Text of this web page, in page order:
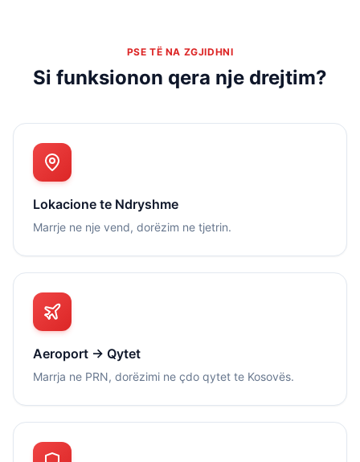
PSE TË NA ZGJIDHNI
Si funksionon qera nje drejtim?
Lokacione te Ndryshme
Marrje ne nje vend, dorëzim ne tjetrin.
Aeroport → Qytet
Marrja ne PRN, dorëzimi ne çdo qytet te Kosovës.